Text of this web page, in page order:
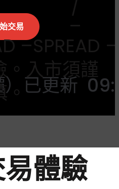
交易
。入市須謹
–
SPREAD–
）已更新
體驗